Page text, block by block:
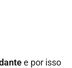
e por isso